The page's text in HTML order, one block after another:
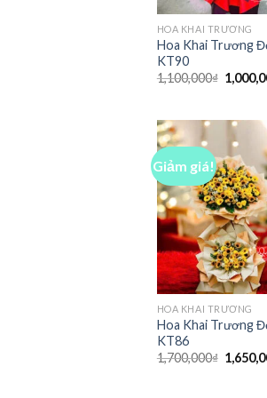
HOA KHAI TRƯƠNG
Hoa Khai Trương
KT90
1,100,000₫ Giá
gốc
Giảm giá!
HOA KHAI TRƯƠNG
Hoa Khai Trương
KT86
1,700,000₫ Giá
gốc